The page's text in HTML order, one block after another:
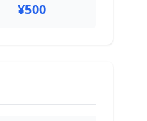
¥500